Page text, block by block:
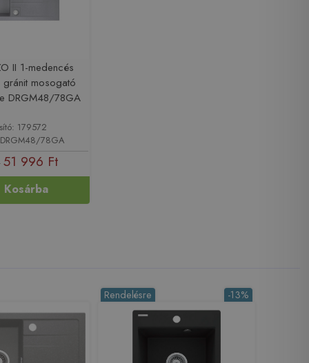
II 1-medencés
mosogató
DRGM48/78GA
179572
78GA
51 996 Ft
Kosárba
-13%
Rendelésre